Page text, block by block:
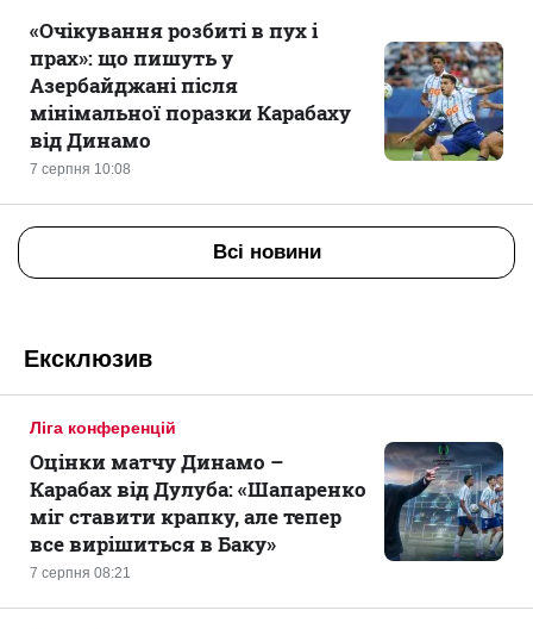
7 серпня 10:08
«Очікування розбиті в пух і
прах»: що пишуть у
Азербайджані після
мінімальної поразки Карабаху
від Динамо
Всі новини
Ексклюзив
Ліга конференцій
7 серпня 08:21
Оцінки матчу Динамо –
Карабах від Дулуба: «Шапаренко
міг ставити крапку, але тепер
все вирішиться в Баку»